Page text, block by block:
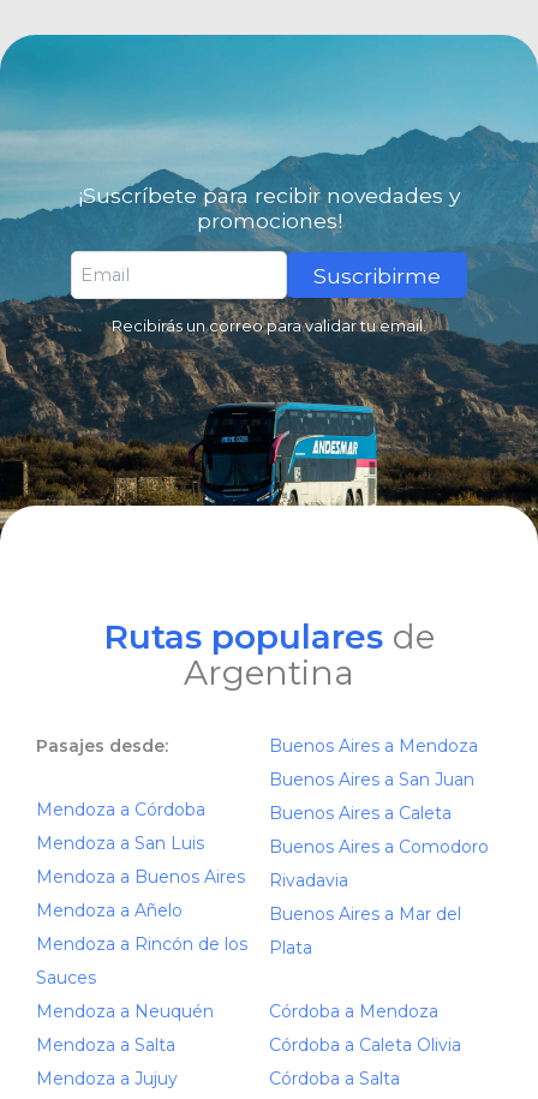
¡Suscríbete para recibir novedades y
promociones!
Suscribirme
Recibirás un correo para validar tu email.
Rutas populares de
Argentina
Pasajes desde:
Mendoza a Córdoba
Mendoza a San Luis
Mendoza a Buenos Aires
Mendoza a Añelo
Mendoza a Rincón de los
Sauces
Mendoza a Neuquén
Mendoza a Salta
Mendoza a Jujuy
Buenos Aires a Mendoza
Buenos Aires a San Juan
Buenos Aires a Caleta
Buenos Aires a Comodoro
Rivadavia
Buenos Aires a Mar del
Plata
Córdoba a Mendoza
Córdoba a Caleta Olivia
Córdoba a Salta